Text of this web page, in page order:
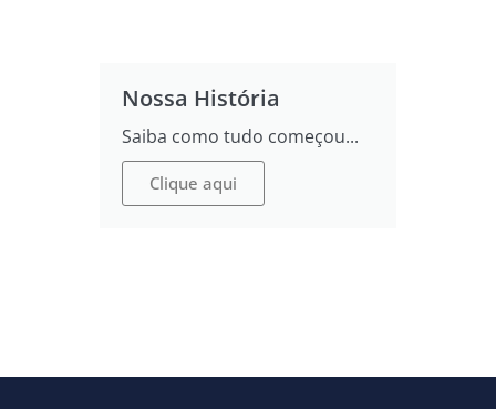
Nossa História
Saiba como tudo começou...
Clique aqui